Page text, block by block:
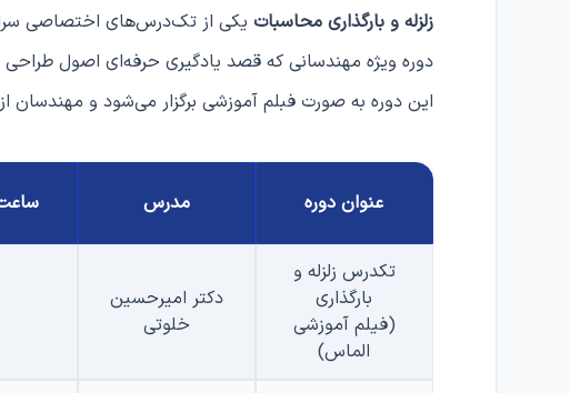
زلزله و بارگذاری محاسبات یکی از تک‌درس‌های اختصاصی
دوره ویژه مهندسانی که قصد یادگیری حرفه‌ای اصول طراحی
این دوره به صورت فبلم آموزشی برگزار می‌شود و مهندسان
عنوان دوره مدرس
تکدرس زلزله و
بارگذاری
(فیلم آموزشی
الماس)
دکتر امیرحسین
خلوتی